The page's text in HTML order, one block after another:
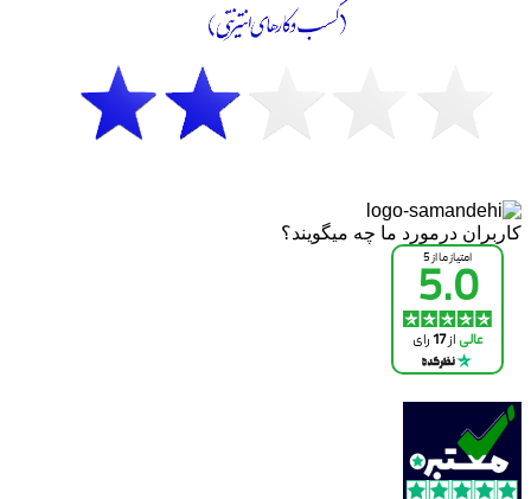
کاربران درمورد ما چه میگویند؟